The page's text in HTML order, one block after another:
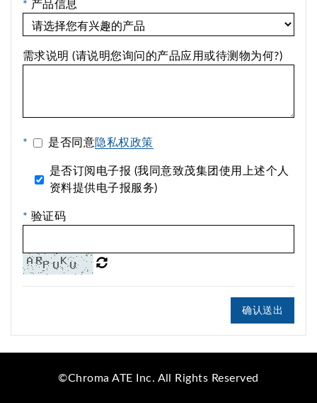
* 产品信息
需求说明 (请说明您询问的产品应用或待测物为何?)
* 是否同意隐私权政策
是否订阅电子报 (我同意致茂集团使用上述个人
资料提供电子报服务)
* 验证码
确认送出
©Chroma ATE Inc. All Rights Reserved